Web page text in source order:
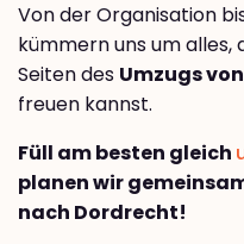
Von der Organisation
kümmern uns um alles,
Seiten des Umzugs
freuen kannst.
Füll am besten gleich
planen wir
nach Dordrecht!